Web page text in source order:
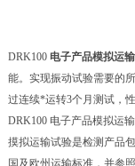
DRK100 电子产品模拟运
能。实现振动试验需要的
过连续*运转3个月测试，
DRK100 电子产品模拟运
摸拟运输试验是检测产品
国及欧州运输标准，并参